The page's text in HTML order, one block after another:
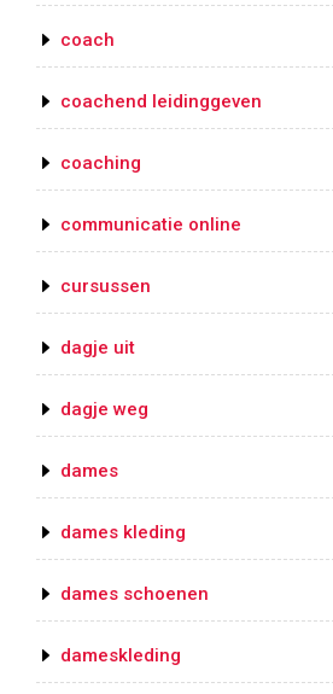
coach
coachend leidinggeven
coaching
communicatie online
cursussen
dagje uit
dagje weg
dames
dames kleding
dames schoenen
dameskleding